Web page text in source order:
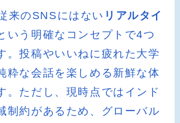
来のSNSにはない リアルタイ
いう明確なコンセプトで4つ
。投稿やいいねに疲れた大学
粋な会話を楽しめる新鮮な体
。ただし、現時点ではインド
制約があるため、グローバル